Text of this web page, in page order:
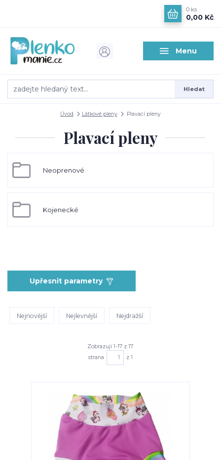
Menu
Hledat
0 ks
0,00 Kč
Úvod Látkové pleny Plavací pleny
Plavací pleny
Neoprenové
Kojenecké
Upřesnit parametry
Nejnovější Nejlevnější Nejdražší
Zobrazuji 1-17 z 17
strana
z 1